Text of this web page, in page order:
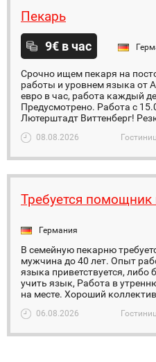
Пекарь
9€ в час
Срочно ищем пекаря на
работы и уровнем языка от
евро в час, работа каждый
Предусмотрено. Работа с
Лютерштадт Виттенберг!
08.08.2026
Требуется помощник
Германия
В семейную пекарню
мужчина до 40 лет. Опыт
языка приветствуется,
учить язык, Работа в
на месте. Хороший
06.08.2026